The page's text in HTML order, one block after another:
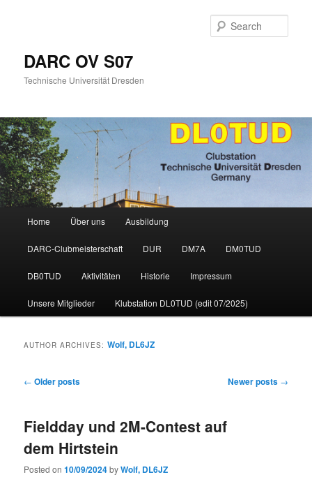
DARC OV S07
Technische Universität Dresden
Home Über uns Ausbildung
DARC-Clubmeisterschaft DUR DM7A DM0TUD
DB0TUD Aktivitäten Historie Impressum
Unsere Mitglieder Klubstation DL0TUD (edit 07/2025)
AUTHOR ARCHIVES:Wolf, DL6JZ
Post
← Older posts Newer posts →
Fieldday und 2M-Contest auf
dem Hirtstein
Posted on10/09/2024byWolf, DL6JZ